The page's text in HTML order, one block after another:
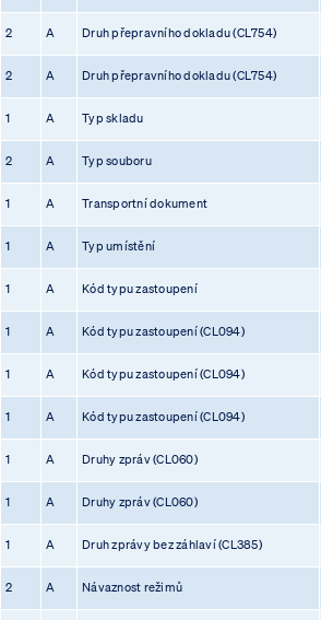
2 A Druh přepravního dokladu (CL754)
2 A Druh přepravního dokladu (CL754)
1 A Typ skladu
2 A Typ souboru
1 A Transportní dokument
1 A Typ umístění
1 A Kód typu zastoupení
1 A Kód typu zastoupení (CL094)
1 A Kód typu zastoupení (CL094)
1 A Kód typu zastoupení (CL094)
1 A Druhy zpráv (CL060)
1 A Druhy zpráv (CL060)
1 A Druh zprávy bez záhlaví (CL385)
2 A Návaznost režimů